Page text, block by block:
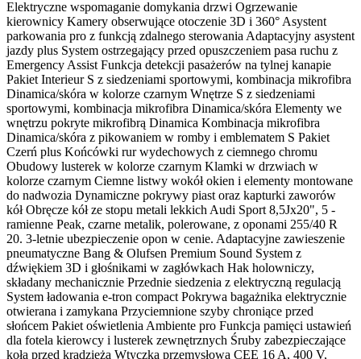
Elektryczne wspomaganie domykania drzwi Ogrzewanie
kierownicy Kamery obserwujące otoczenie 3D i 360° Asystent
parkowania pro z funkcją zdalnego sterowania Adaptacyjny asystent
jazdy plus System ostrzegający przed opuszczeniem pasa ruchu z
Emergency Assist Funkcja detekcji pasażerów na tylnej kanapie
Pakiet Interieur S z siedzeniami sportowymi, kombinacja mikrofibra
Dinamica/skóra w kolorze czarnym Wnętrze S z siedzeniami
sportowymi, kombinacja mikrofibra Dinamica/skóra Elementy we
wnętrzu pokryte mikrofibrą Dinamica Kombinacja mikrofibra
Dinamica/skóra z pikowaniem w romby i emblematem S Pakiet
Czerń plus Końcówki rur wydechowych z ciemnego chromu
Obudowy lusterek w kolorze czarnym Klamki w drzwiach w
kolorze czarnym Ciemne listwy wokół okien i elementy montowane
do nadwozia Dynamiczne pokrywy piast oraz kapturki zaworów
kół Obręcze kół ze stopu metali lekkich Audi Sport 8,5Jx20", 5 -
ramienne Peak, czarne metalik, polerowane, z oponami 255/40 R
20. 3-letnie ubezpieczenie opon w cenie. Adaptacyjne zawieszenie
pneumatyczne Bang & Olufsen Premium Sound System z
dźwiękiem 3D i głośnikami w zagłówkach Hak holowniczy,
składany mechanicznie Przednie siedzenia z elektryczną regulacją
System ładowania e-tron compact Pokrywa bagażnika elektrycznie
otwierana i zamykana Przyciemnione szyby chroniące przed
słońcem Pakiet oświetlenia Ambiente pro Funkcja pamięci ustawień
dla fotela kierowcy i lusterek zewnętrznych Śruby zabezpieczające
koła przed kradzieżą Wtyczka przemysłowa CEE 16 A, 400 V,